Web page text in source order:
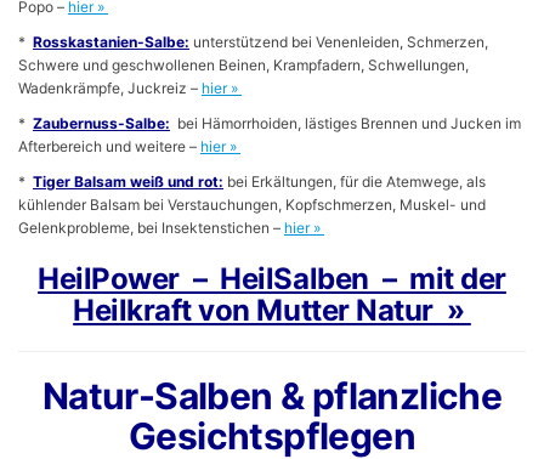
Popo – hier »
* Rosskastanien-Salbe: unterstützend bei Venenleiden, Schmerzen,
Schwere und geschwollenen Beinen, Krampfadern, Schwellungen,
Wadenkrämpfe, Juckreiz – hier »
* Zaubernuss-Salbe: bei Hämorrhoiden, lästiges Brennen und Jucken im
Afterbereich und weitere – hier »
* Tiger Balsam weiß und rot: bei Erkältungen, für die Atemwege, als
kühlender Balsam bei Verstauchungen, Kopfschmerzen, Muskel- und
Gelenkprobleme, bei Insektenstichen – hier »
HeilPower – HeilSalben – mit der
Heilkraft von Mutter Natur »
Natur-Salben & pflanzliche
Gesichtspflegen